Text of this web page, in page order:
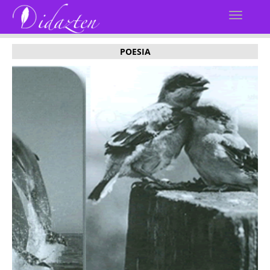
POESIA